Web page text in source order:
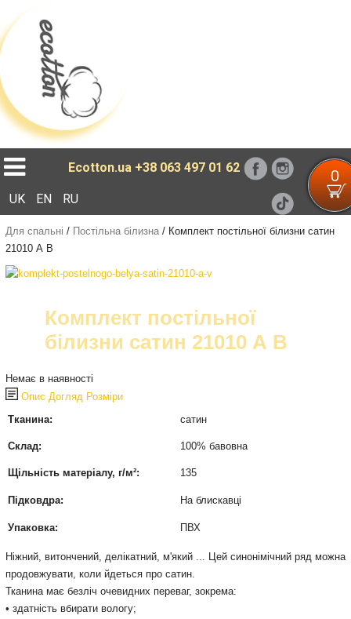
Ecotton.ua +38 063 497 01 62 0
UK EN RU
Для спальні / Постільна білизна/ Комплект постільної білизни сатин
21010 А В
Комплект постільної
білизни сатин 21010 А В
Немає в наявності
Опис Догляд Розміри
Тканина:
сатин
Склад: 100% бавовна
Щільність матеріалу, г/м²: 135
Підковдра: На блискавці
Упаковка: ПВХ
Ніжний, витончений, делікатний, м'який ... Цей синонімічний ряд можна
продовжувати, коли йдеться про сатин.
Тканина має безліч очевидних переваг, зокрема:
• здатність вбирати вологу;